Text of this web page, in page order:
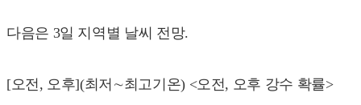
다음은 3일 지역별 날씨 전망.
[오전, 오후](최저∼최고기온) <오전, 오후 강수 확률>